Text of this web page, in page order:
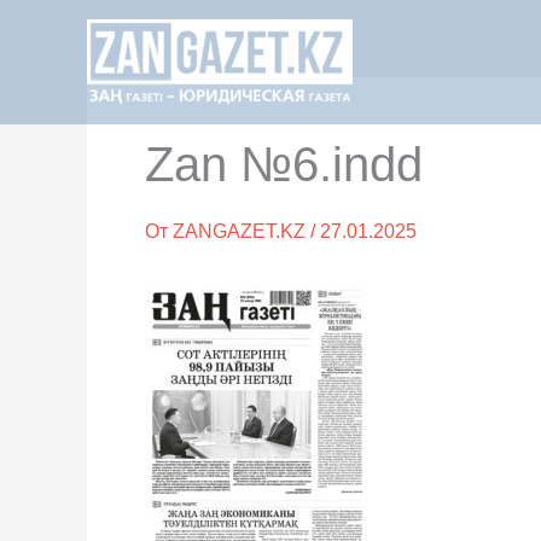
содержимому
Zan №6.indd
От ZANGAZET.KZ / 27.01.2025